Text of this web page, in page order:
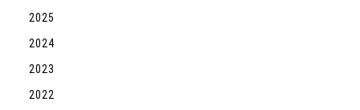
2025
2024
2023
2022